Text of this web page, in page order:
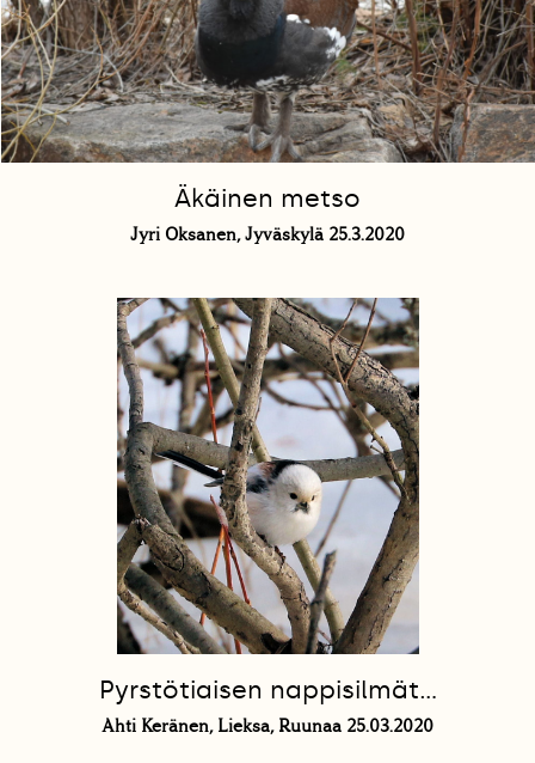
Äkäinen metso
Jyri Oksanen, Jyväskylä 25.3.2020
Pyrstötiaisen nappisilmät...
Ahti Keränen, Lieksa, Ruunaa 25.03.2020